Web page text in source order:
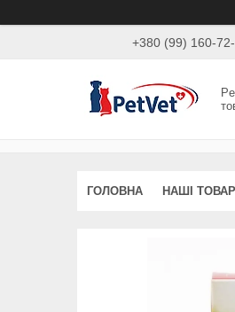
+380 (99) 160-
ГОЛОВНА НАШІ